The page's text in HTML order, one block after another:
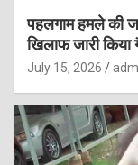
पहलगाम हमले की
खिलाफ जारी किया
July 15, 2026